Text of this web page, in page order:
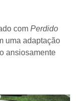
comPerdido
uma adaptação
ansiosamente